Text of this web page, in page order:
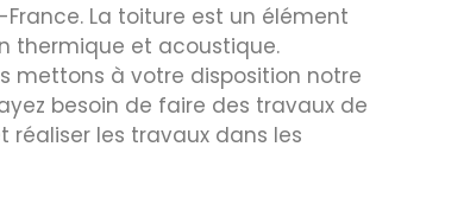
La toiture est un élément
thermique et acoustique.
mettons à votre disposition notre
besoin de faire des travaux de
réaliser les travaux dans les